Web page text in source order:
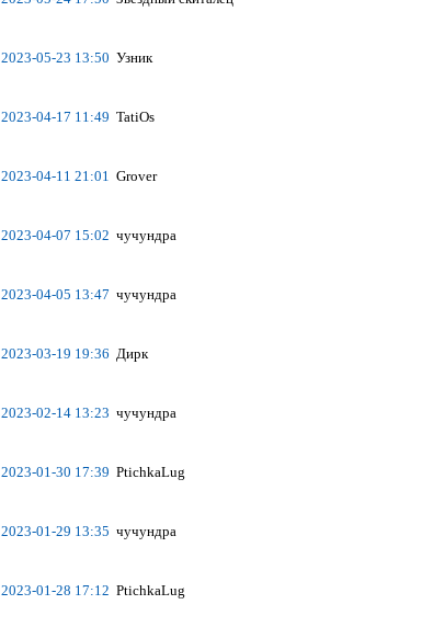
2023-05-23 13:50 Узник
2023-04-17 11:49 TatiOs
2023-04-11 21:01 Grover
2023-04-07 15:02 чучундра
2023-04-05 13:47 чучундра
2023-03-19 19:36 Дирк
2023-02-14 13:23 чучундра
2023-01-30 17:39 PtichkaLug
2023-01-29 13:35 чучундра
2023-01-28 17:12 PtichkaLug